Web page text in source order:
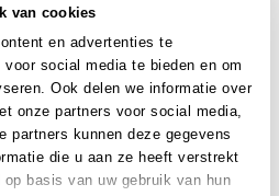
van cookies
en advertenties te
social media te bieden en om
Ook delen we informatie over
onze partners voor social media,
partners kunnen deze gegevens
die u aan ze heeft verstrekt
basis van uw gebruik van hun